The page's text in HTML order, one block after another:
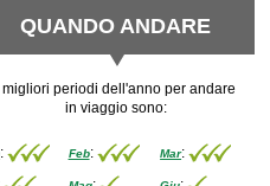
QUANDO ANDARE
I migliori periodi dell'anno per andare
in viaggio sono:
: Feb: Mar: